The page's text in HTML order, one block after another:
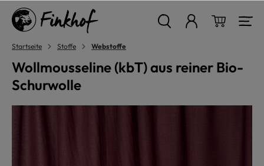
springen
Startseite Stoffe Webstoffe
Wollmousseline (kbT) aus reiner Bio-
Schurwolle